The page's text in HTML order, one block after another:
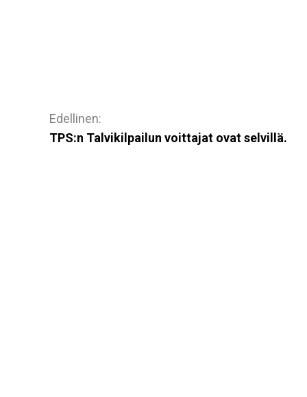
Artikkelien
selaus
TPS:n Talvikilpailun voittajat ovat selvillä.